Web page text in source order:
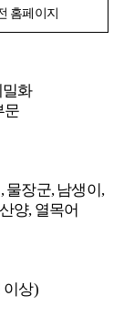
홈페이지
화
문
물장군, 남생이,
양, 열목어
이상)